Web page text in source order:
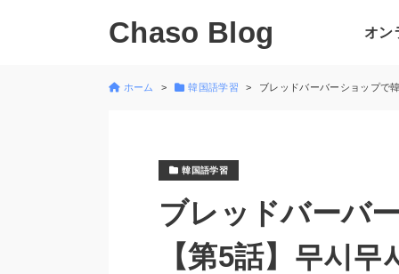
Chaso Blog オン
ホーム 韓国語学習 ブレッドバーバーショップで
韓国語学習
ブレッドバーバ
【第5話】무시